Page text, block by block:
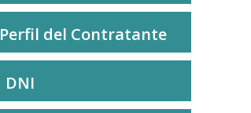
Perfil del Contratante
DNI